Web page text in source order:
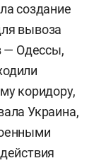
создание
вывоза
— Одессы,
коридору,
Украина,